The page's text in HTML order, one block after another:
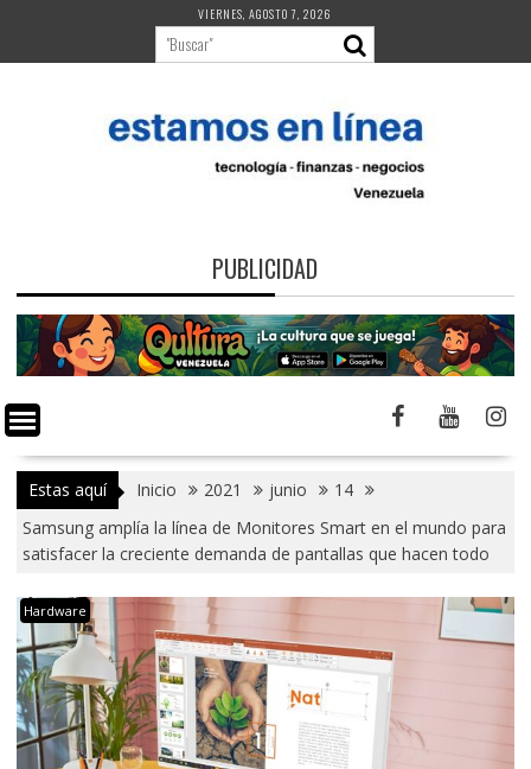
contenido
VIERNES, AGOSTO 7, 2026
PUBLICIDAD
Estas aquí Inicio 2021 junio
14
Samsung amplía la línea de Monitores Smart en el mundo para
satisfacer la creciente demanda de pantallas que hacen todo
Hardware